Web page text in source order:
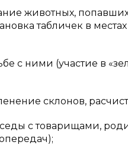
животных, попавших
табличек в
с ними (участие в
склонов,
с товарищами,